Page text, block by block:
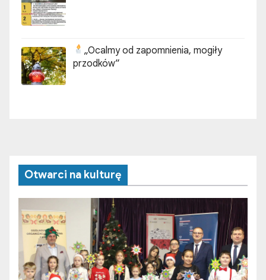
„Ocalmy od zapomnienia, mogiły
przodków”
Otwarci na kulturę